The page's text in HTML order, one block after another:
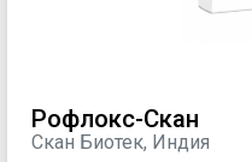
Рофлокс-Скан
Скан Биотек, Индия